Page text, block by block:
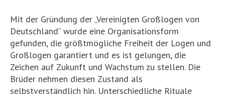
Mit der Gründung der „Vereinigten Großlogen von
Deutschland“ wurde eine Organisationsform
gefunden, die größtmögliche Freiheit der Logen und
Großlogen garantiert und es ist gelungen, die
Zeichen auf Zukunft und Wachstum zu stellen. Die
Brüder nehmen diesen Zustand als
selbstverständlich hin. Unterschiedliche Rituale